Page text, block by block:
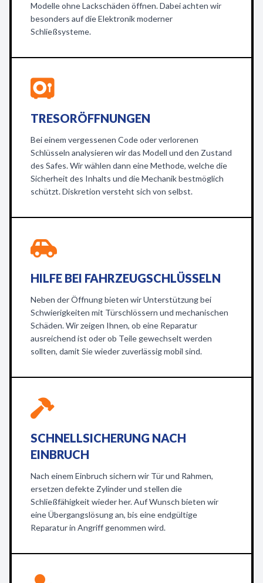
Modelle ohne Lackschäden öffnen. Dabei achten wir
besonders auf die Elektronik moderner
Schließsysteme.
TRESORÖFFNUNGEN
Bei einem vergessenen Code oder verlorenen
Schlüsseln analysieren wir das Modell und den Zustand
des Safes. Wir wählen dann eine Methode, welche die
Sicherheit des Inhalts und die Mechanik bestmöglich
schützt. Diskretion versteht sich von selbst.
HILFE BEI FAHRZEUGSCHLÜSSELN
Neben der Öffnung bieten wir Unterstützung bei
Schwierigkeiten mit Türschlössern und mechanischen
Schäden. Wir zeigen Ihnen, ob eine Reparatur
ausreichend ist oder ob Teile gewechselt werden
sollten, damit Sie wieder zuverlässig mobil sind.
SCHNELLSICHERUNG NACH
EINBRUCH
Nach einem Einbruch sichern wir Tür und Rahmen,
ersetzen defekte Zylinder und stellen die
Schließfähigkeit wieder her. Auf Wunsch bieten wir
eine Übergangslösung an, bis eine endgültige
Reparatur in Angriff genommen wird.